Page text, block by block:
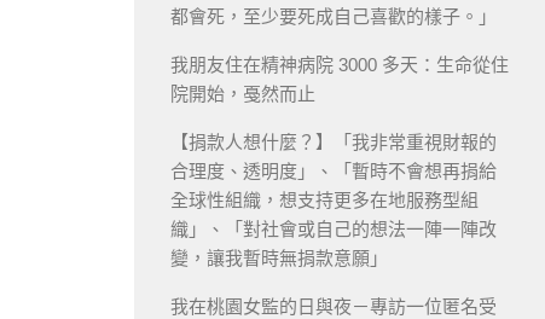
都會死，至少要死成自己喜歡的樣子。」
我朋友住在精神病院 3000 多天：生命從住
院開始，戞然而止
【捐款人想什麼？】「我非常重視財報的
合理度、透明度」、「暫時不會想再捐給
全球性組織，想支持更多在地服務型組
織」、「對社會或自己的想法一陣一陣改
變，讓我暫時無捐款意願」
我在桃園女監的日與夜－專訪一位匿名受